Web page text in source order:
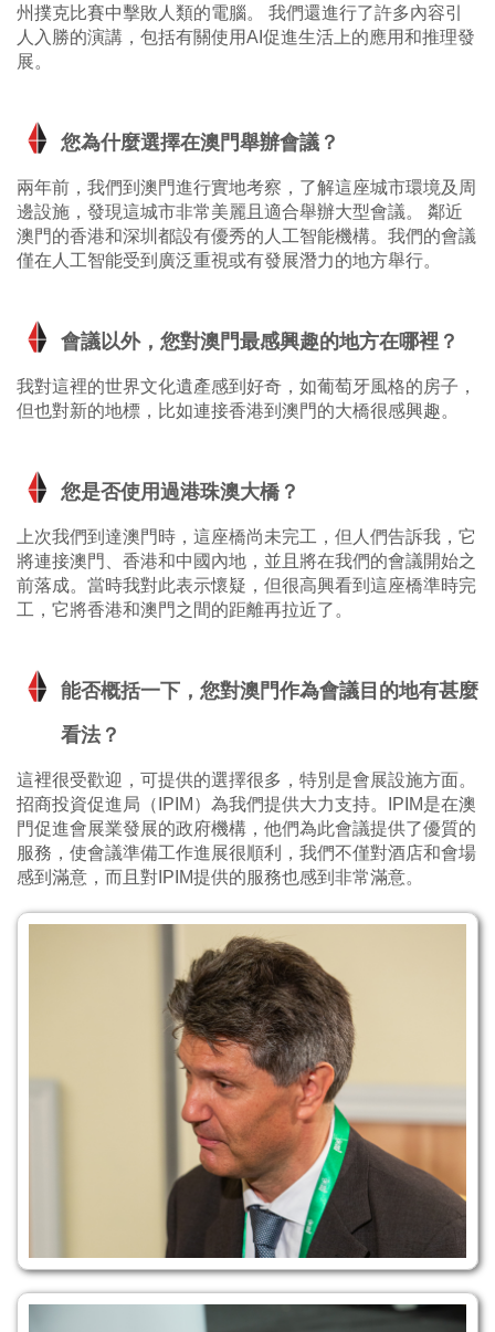
州撲克比賽中擊敗人類的電腦。 我們還進行了許多內容引
人入勝的演講，包括有關使用AI促進生活上的應用和推理發
展。
您為什麼選擇在澳門舉辦會議？
兩年前，我們到澳門進行實地考察，了解這座城市環境及周
邊設施，發現這城市非常美麗且適合舉辦大型會議。 鄰近
澳門的香港和深圳都設有優秀的人工智能機構。我們的會議
僅在人工智能受到廣泛重視或有發展潛力的地方舉行。
會議以外，您對澳門最感興趣的地方在哪裡？
我對這裡的世界文化遺產感到好奇，如葡萄牙風格的房子，
但也對新的地標，比如連接香港到澳門的大橋很感興趣。
您是否使用過港珠澳大橋？
上次我們到達澳門時，這座橋尚未完工，但人們告訴我，它
將連接澳門、香港和中國內地，並且將在我們的會議開始之
前落成。當時我對此表示懷疑，但很高興看到這座橋準時完
工，它將香港和澳門之間的距離再拉近了。
能否概括一下，您對澳門作為會議目的地有甚麼
看法？
這裡很受歡迎，可提供的選擇很多，特別是會展設施方面。
招商投資促進局（IPIM）為我們提供大力支持。IPIM是在澳
門促進會展業發展的政府機構，他們為此會議提供了優質的
服務，使會議準備工作進展很順利，我們不僅對酒店和會場
感到滿意，而且對IPIM提供的服務也感到非常滿意。